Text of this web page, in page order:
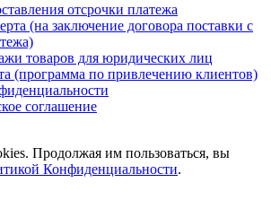
отсрочки платежа
(на заключение договора поставки с
товаров для юридических лиц
(программа по привлечению клиентов)
соглашение
Продолжая им пользоваться, вы
Конфиденциальности.